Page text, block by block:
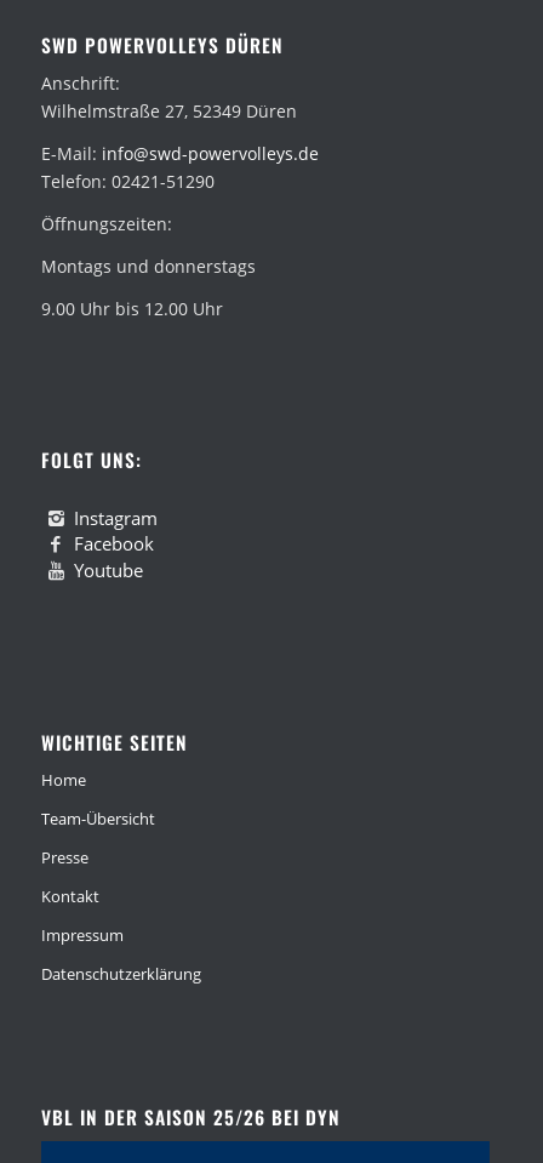
SWD POWERVOLLEYS DÜREN
Anschrift:
Wilhelmstraße 27, 52349 Düren
E-Mail: info@swd-powervolleys.de
Telefon: 02421-51290
Öffnungszeiten:
Montags und donnerstags
9.00 Uhr bis 12.00 Uhr
FOLGT UNS:
Instagram
Facebook
Youtube
WICHTIGE SEITEN
Home
Team-Übersicht
Presse
Kontakt
Impressum
Datenschutzerklärung
VBL IN DER SAISON 25/26 BEI DYN